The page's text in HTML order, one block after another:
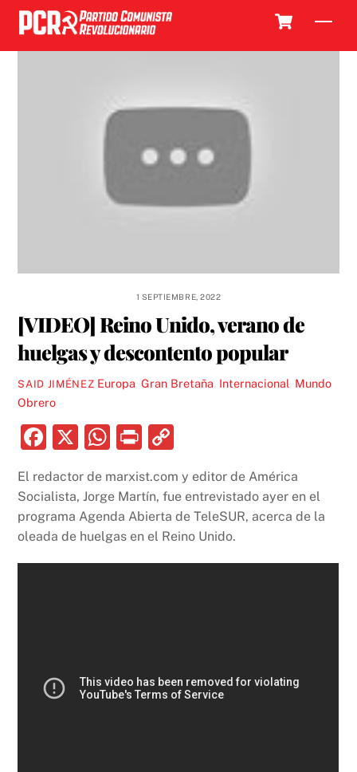
Skip
content
1 SEPTIEMBRE, 2022
[VIDEO] Reino Unido, verano de
huelgas y descontento popular
SAID JIMÉNEZ Europa ,Gran Bretaña Internacional Mundo
Obrero
F
c
e
b
o
X
W
at
s
A
p
P
nt p
y
Li
n
El redactor de marxist.com y editor de América
Socialista, Jorge Martín, fue entrevistado ayer en el
programa Agenda Abierta de TeleSUR, acerca de la
oleada de huelgas en el Reino Unido.